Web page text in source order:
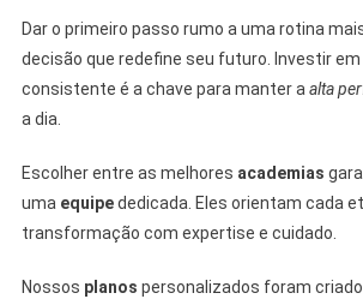
Dar o primeiro passo rumo a uma rotina
decisão que redefine seu futuro. Investir em
consistente é a chave para manter aalta
a dia.
Escolher entre as melhores academias
uma equipededicada. Eles orientam cada
transformação com expertise e cuidado.
Nossos planos personalizados foram